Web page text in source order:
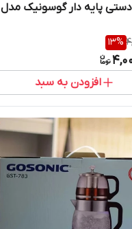
پایه دار گوسونیک مدل
13%
افزودن به سبد